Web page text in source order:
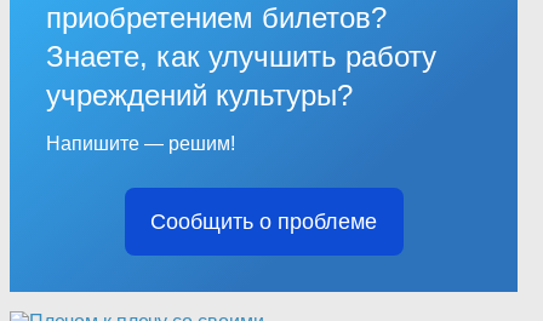
приобретением билетов?
Знаете, как улучшить работу
учреждений культуры?
Напишите — решим!
Сообщить о проблеме